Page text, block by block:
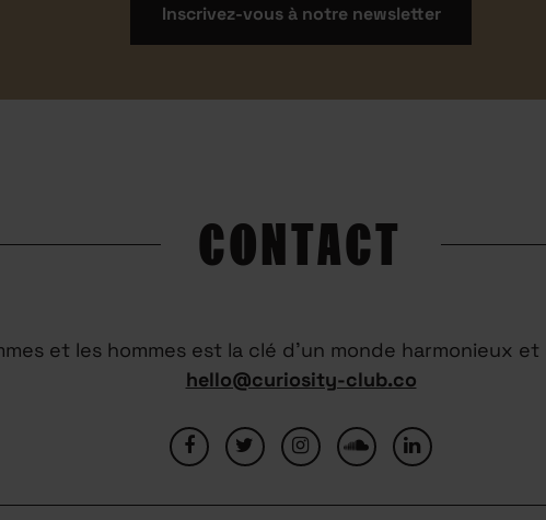
Inscrivez-vous à notre newsletter
CONTACT
et les hommes est la clé d’un monde harmonieux
hello@curiosity-club.co